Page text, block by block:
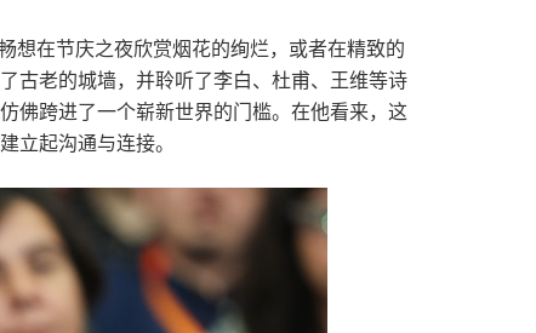
想在节庆之夜欣赏烟花的绚烂，或者在精致的
古老的城墙，并聆听了李白、杜甫、王维等诗
佛跨进了一个崭新世界的门槛。在他看来，这
立起沟通与连接。